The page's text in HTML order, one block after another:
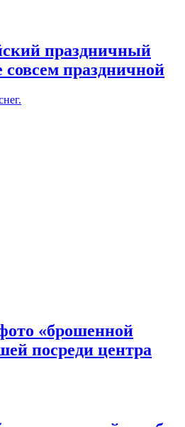
праздничный
совсем праздничной
«брошенной
посреди центра